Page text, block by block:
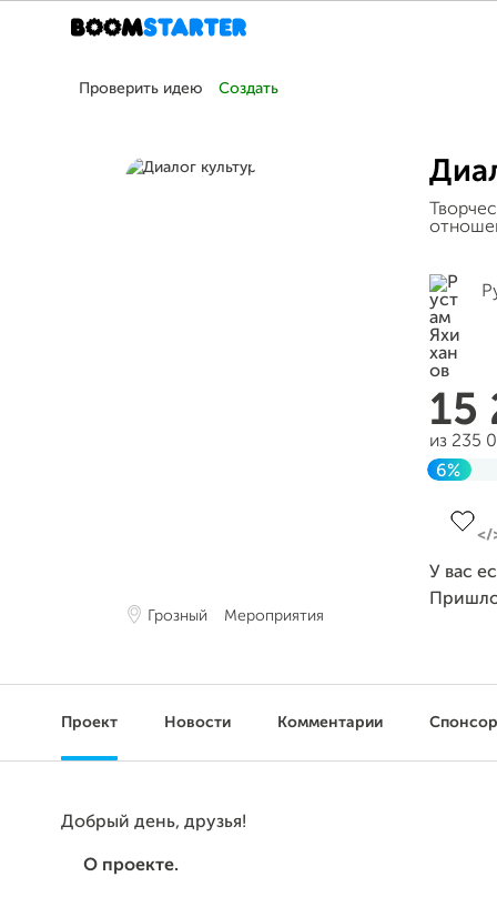
Проверить идею Создать
Грозный Мероприятия
15
из 235
6%
У вас
Проект Новости Комментарии
Добрый день, друзья!
О проекте.